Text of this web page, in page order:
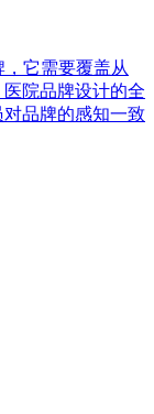
它需要覆盖从
院品牌设计的全
品牌的感知一致